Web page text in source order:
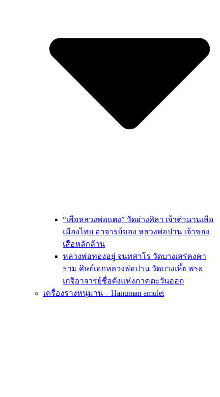
“เสือหลวงพ่อแตง” วัดอ่างศิลา เจ้าตำนานเสือ
เมืองไทย อาจารย์ของ หลวงพ่อปาน เจ้าของ
เสือหลักล้าน
หลวงพ่อทองอยู่ จนทสาโร วัดบางเสร่คงคา
ราม ศิษย์เอกหลวงพ่อปาน วัดบางเหี้ย พระ
เกจิอาจารย์ชื่อดังแห่งภาคตะวันออก
เครื่องรางหนุมาน – Hanuman amulet